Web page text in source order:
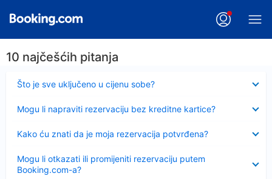
10 najčešćih pitanja
Što je sve uključeno u cijenu sobe?
Sažeto
Mogu li napraviti rezervaciju bez kreditne kartice?
Kako ću znati da je moja rezervacija potvrđena?
Mogu li otkazati ili promijeniti rezervaciju putem
Booking.com-a?